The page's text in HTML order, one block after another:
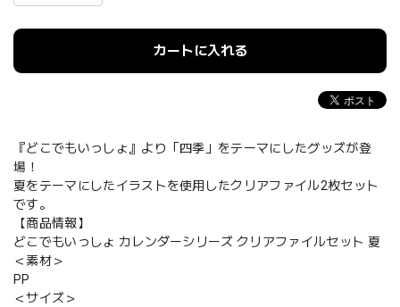
カートに入れる
『どこでもいっしょ』より「四季」をテーマにしたグッズが登
場！
夏をテーマにしたイラストを使用したクリアファイル2枚セット
です。
【商品情報】
どこでもいっしょ カレンダーシリーズ クリアファイルセット 夏
＜素材＞
PP
＜サイズ＞